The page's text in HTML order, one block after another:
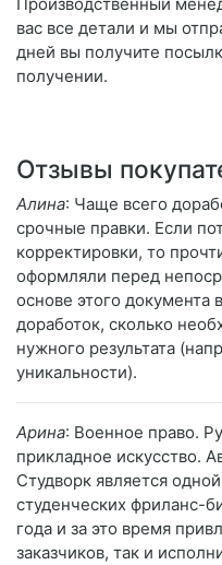
вас все детали и мы
дней вы получите
получении.
Отзывы
Алина: Чаще всего
срочные правки. Если
корректировки, то
оформляли перед
основе этого документа
доработок, сколько
нужного результата
уникальности).
Арина: Военное право.
прикладное искусство.
Студворк является
студенческих фриланс-
года и за это время
заказчиков, так и